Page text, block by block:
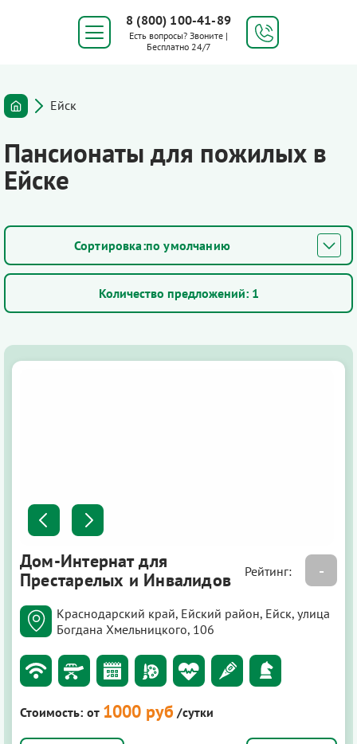
8 (800) 100-41-89
Есть вопросы? Звоните |
Бесплатно 24/7
Ейск
Пансионаты для пожилых в
Ейске
по умолчанию
Количество предложений: 1
Дом-Интернат для
Престарелых и Инвалидов
Рейтинг: -
Краснодарский край, Ейский район, Ейск, улица
Богдана Хмельницкого, 106
Стоимость: от 1000 руб /сутки